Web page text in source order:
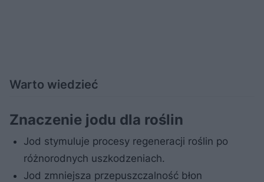
Warto wiedzieć
Znaczenie jodu dla roślin
Jod stymuluje procesy regeneracji roślin po
różnorodnych uszkodzeniach.
Jod zmniejsza przepuszczalność błon